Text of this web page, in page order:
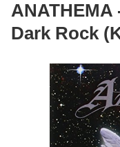
Dark Rock